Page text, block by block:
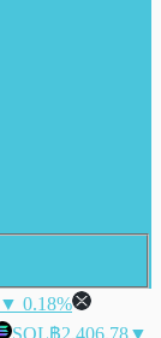
▼ 0.18%
SOL฿2,406.78▼